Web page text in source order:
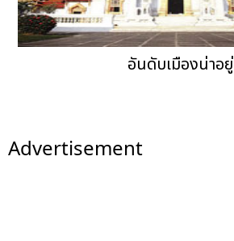
อันดับเมืองน่าอยู่
Advertisement